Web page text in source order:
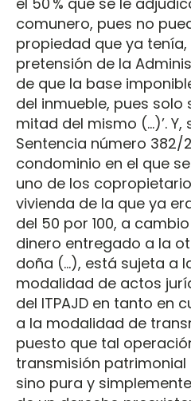
comunero, pues no
propiedad que ya
pretensión de la
de que la base
del inmueble, pues
mitad del mismo (...)’.
Sentencia número 382/
condominio en el que
uno de los
vivienda de la que ya
del 50 por 100, a
dinero entregado a la
doña (…), está sujeta a
modalidad de actos
del ITPAJD en tanto en
a la modalidad de
puesto que tal
transmisión
sino pura y